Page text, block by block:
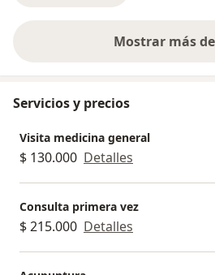
Mostrar más
Servicios y precios
Visita medicina general
$ 130.000 Detalles
Consulta primera vez
$ 215.000 Detalles